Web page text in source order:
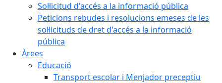
Sol·licitud d'accés a la informació pública
Peticions rebudes i resolucions emeses de les
sol·licituds de dret d'accés a la informació
pública
Àrees
Educació
Transport escolar i Menjador preceptiu